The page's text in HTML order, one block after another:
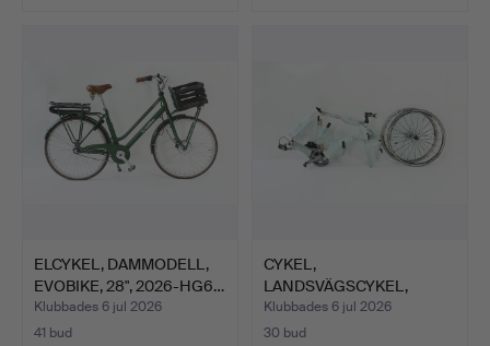
ELCYKEL, DAMMODELL,
EVOBIKE, 28", 2026-HG6…
Klubbades 6 jul 2026
41 bud
CYKEL,
LANDSVÄGSCYKEL,
WHEELER?, 2023-5000…
Klubbades 6 jul 2026
30 bud